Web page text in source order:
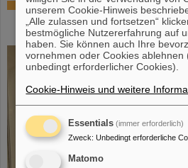
SCIENCE POP-UP von GSI/
Anlaufstelle für
Darmstädter Innenstadt
unserem Cookie-Hinweis
„Alle zulassen und fortsetzen“
bestmögliche Nutzererfahrung auf
haben. Sie können auch Ihre
vornehmen oder Cookies ablehnen
unbedingt erforderlicher Cookies).
Cookie-Hinweis und weitere
Essentials (immer erforderlich)
Zweck: Unbedingt erforderliche
Matomo